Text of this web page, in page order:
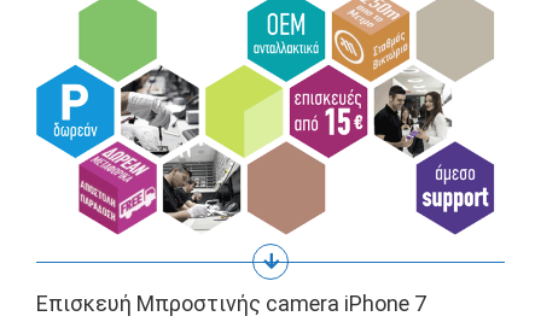
Επισκευή Μπροστινής camera iPhone 7